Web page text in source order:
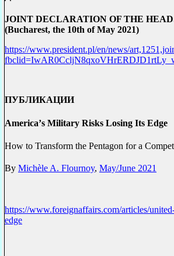
JOINT DECLARATION OF THE
(Bucharest, the 10th of May 2021)
https://www.president.pl/en/news/
ПУБЛИКАЦИИ
America’s Military Risks Losing Its Edge
How to Transform the Pentagon for a
By Michèle A. Flournoy, May/June 2021
https://www.foreignaffairs.com/articles/
edge